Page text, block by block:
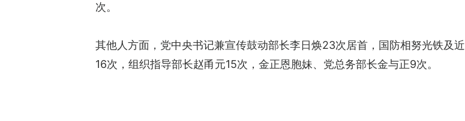
次。
其他人方面，党中央书记兼宣传鼓动部长李日焕23次居首，国防相努光铁及
16次，组织指导部长赵甬元15次，金正恩胞妹、党总务部长金与正9次。